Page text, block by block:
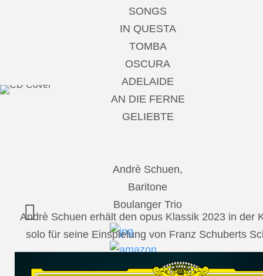
SONGS
IN QUESTA
TOMBA
OSCURA
ADELAIDE
AN DIE FERNE
GELIEBTE
Andrè Schuen,
Baritone
Boulanger Trio
Andrè Schuen erhält den opus Klassik 2023 in der
solo für seine Einspielung von Franz Schuberts